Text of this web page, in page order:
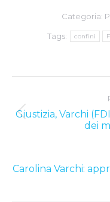
Categoria:
Tags: confini
navigation
Giustizia, Varchi
dei
Carolina Varchi: